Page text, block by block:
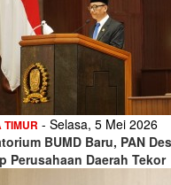
TIMUR - Selasa, 5 Mei 2026
BUMD Baru, PAN
Perusahaan Daerah Tekor